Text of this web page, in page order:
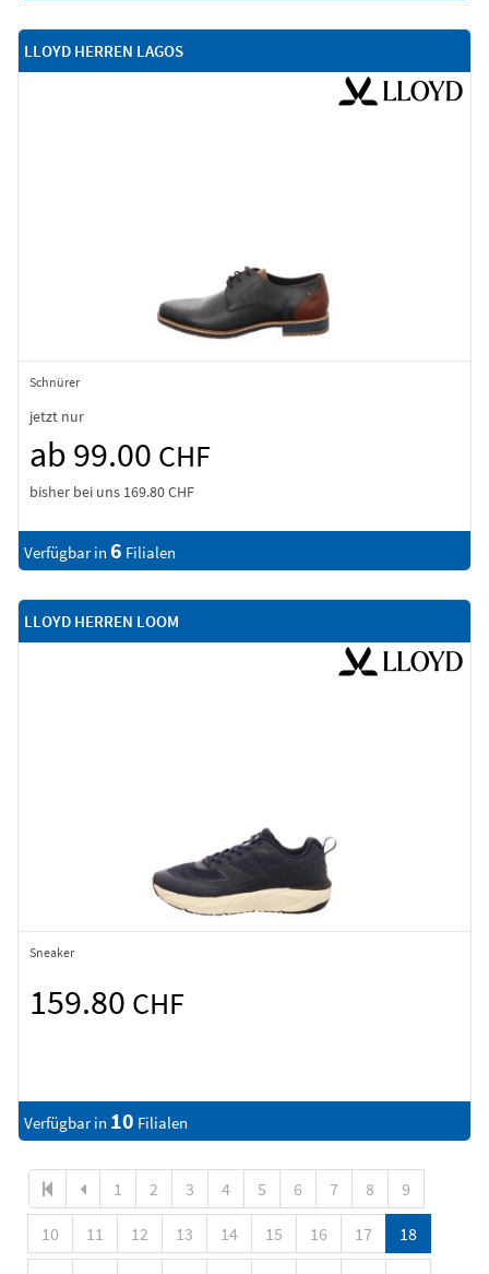
LLOYD HERREN LAGOS
Schnürer
jetzt nur
ab 99.00 CHF
bisher bei uns 169.80 CHF
Verfügbar in 6 Filialen
LLOYD HERREN LOOM
Sneaker
159.80 CHF
Verfügbar in 10 Filialen
1 2 3 4 5 6 7 8 9
10 11 12 13 14 15 16 17 18